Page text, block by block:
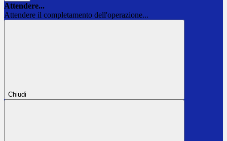
Attendere...
Attendere il completamento dell'operazione...
Chiudi